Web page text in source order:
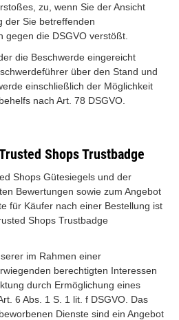
zu, wenn Sie der Ansicht
der Sie betreffenden
gegen die DSGVO verstößt.
die Beschwerde eingereicht
über den Stand und
einschließlich der Möglichkeit
nach Art. 78 DSGVO.
Shops Trustbadge
Shops Gütesiegels und der
Bewertungen sowie zum Angebot
für Käufer nach einer Bestellung ist
Shops Trustbadge
im Rahmen einer
berechtigten Interessen
durch Ermöglichung eines
6 Abs. 1 S. 1 lit. f DSGVO. Das
Dienste sind ein Angebot